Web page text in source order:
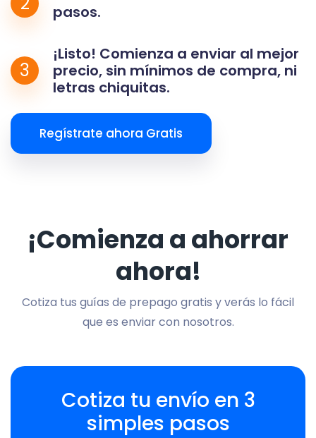
pasos.
3
¡Listo! Comienza a enviar al mejor
precio, sin mínimos de compra, ni
letras chiquitas.
Regístrate ahora Gratis
¡Comienza a ahorrar
ahora!
Cotiza tus guías de prepago gratis y verás lo fácil
que es enviar con nosotros.
Cotiza tu envío en 3
simples pasos